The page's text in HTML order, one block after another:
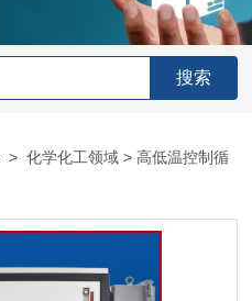
>化学化工领域 >高低温控制循